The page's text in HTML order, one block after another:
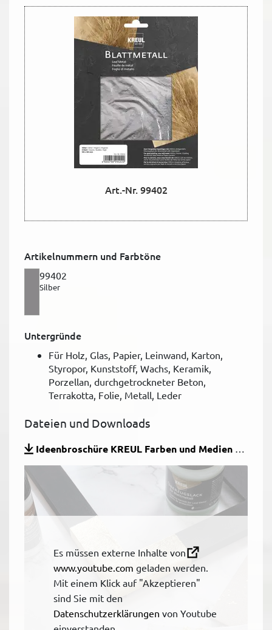
Art.-Nr. 99402
Artikelnummern und Farbtöne
99402
Silber
Untergründe
Für Holz, Glas, Papier, Leinwand, Karton,
Styropor, Kunststoff, Wachs, Keramik,
Porzellan, durchgetrockneter Beton,
Terrakotta, Folie, Metall, Leder
Dateien und Downloads
Es müssen externe Inhalte von
www.youtube.com geladen werden.
Mit einem Klick auf "Akzeptieren"
sind Sie mit den
Datenschutzerklärungen von Youtube